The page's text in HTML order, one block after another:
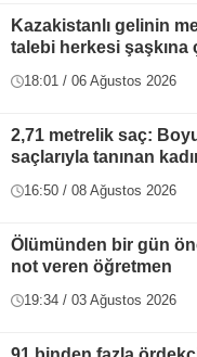
Kazakistanlı gelinin
talebi herkesi şaşkına
18:01 / 06 Ağustos 2026
2,71 metrelik saç:
saçlarıyla tanınan
16:50 / 08 Ağustos 2026
Ölümünden bir gün
not veren öğretmen
19:34 / 03 Ağustos 2026